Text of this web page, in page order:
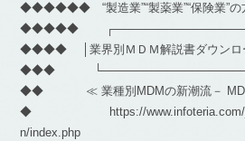
◆◆◆◆◆◆ “製造業”“製薬業”“保険業”の
◆◆◆◆◆
◆◆◆◆ │業界別ＭＤＭ解説書ダウンロ
◆◆◆
◆◆ ≪ 業種別MDMの新潮流－ MDM
◆ https://www.infoteria.com/jp/
n/index.php